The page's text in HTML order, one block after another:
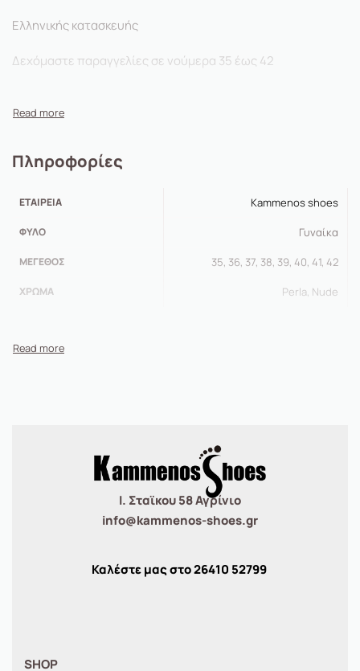
Ελληνικής κατασκευής
Δεχόμαστε παραγγελίες σε νούμερα 35 έως 42
Πληροφορίες
ΕΤΑΙΡΕΊΑ Kammenos shoes
ΦΎΛΟ Γυναίκα
ΜΈΓΕΘΟΣ 35, 36, 37, 38, 39, 40, 41, 42
ΧΡΏΜΑ Perla, Nude
Ι. Σταϊκου 58 Αγρίνιο
info@kammenos-shoes.gr
Καλέστε μας στο26410 52799
SHOP